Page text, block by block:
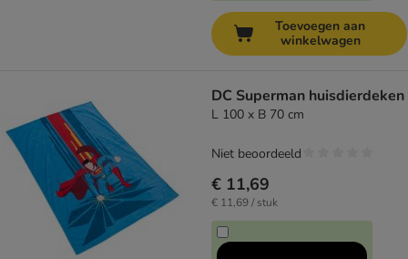
Toevoegen aan
winkelwagen
DC Superman huisdierdeken
L 100 x B 70 cm
€ 11,69
€ 11,69 / stuk
Niet beoordeeld